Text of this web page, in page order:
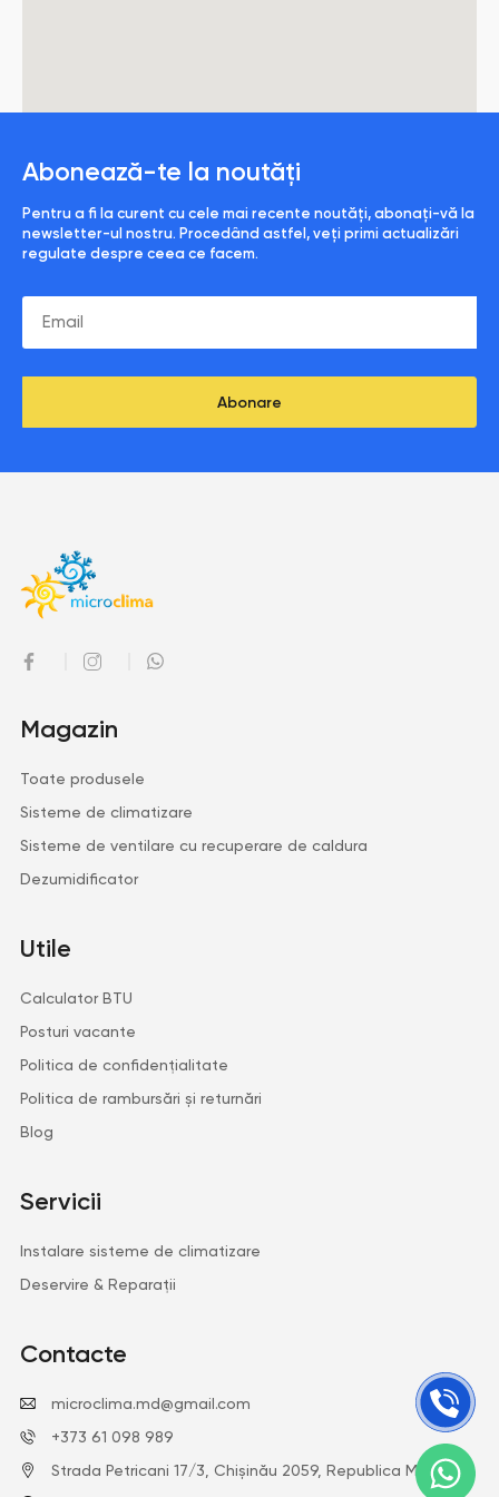
Abonează-te la noutăți
Pentru a fi la curent cu cele mai recente noutăți, abonați-vă la
newsletter-ul nostru. Procedând astfel, veți primi actualizări
regulate despre ceea ce facem.
Abonare
Magazin
Toate produsele
Sisteme de climatizare
Sisteme de ventilare cu recuperare de caldura
Dezumidificator
Utile
Calculator BTU
Posturi vacante
Politica de confidențialitate
Politica de rambursări și returnări
Blog
Servicii
Instalare sisteme de climatizare
Deservire & Reparații
Contacte
microclima.md@gmail.com
+373 61 098 989
Strada Petricani 17/3, Chişinău 2059, Republica Moldova